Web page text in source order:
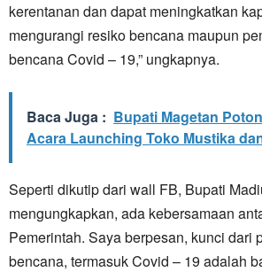
kerentanan dan dapat meningkatkan
mengurangi resiko bencana maupun
bencana Covid – 19,” ungkapnya.
Baca Juga : Bupati Magetan
Acara Launching Toko Mustika
Seperti dikutip dari wall FB, Bupati
mengungkapkan, ada kebersamaan
Pemerintah. Saya berpesan, kunci dari
bencana, termasuk Covid – 19 adalah